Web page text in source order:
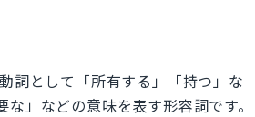
詞として「所有する」「持つ」な
」などの意味を表す形容詞です。